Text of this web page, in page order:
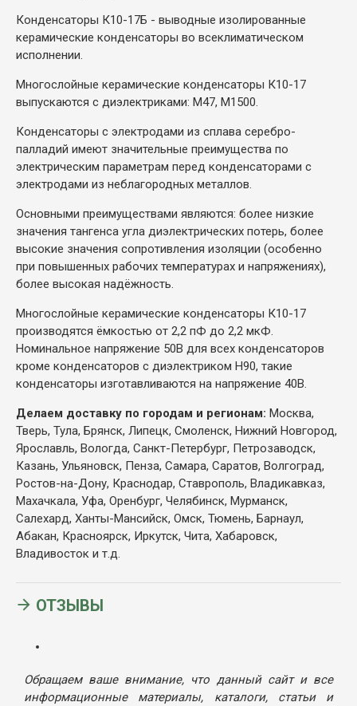
Конденсаторы К10-17Б - выводные изолированные
керамические конденсаторы во всеклиматическом
исполнении.
Многослойные керамические конденсаторы К10-17
выпускаются с диэлектриками: М47, М1500.
Конденсаторы с электродами из сплава серебро-
палладий имеют значительные преимущества по
электрическим параметрам перед конденсаторами с
электродами из неблагородных металлов.
Основными преимуществами являются: более низкие
значения тангенса угла диэлектрических потерь, более
высокие значения сопротивления изоляции (особенно
при повышенных рабочих температурах и напряжениях),
более высокая надёжность.
Многослойные керамические конденсаторы К10-17
производятся ёмкостью от 2,2 пФ до 2,2 мкФ.
Номинальное напряжение 50В для всех конденсаторов
кроме конденсаторов с диэлектриком Н90, такие
конденсаторы изготавливаются на напряжение 40В.
Делаем доставку по городам и регионам: Москва,
Тверь, Тула, Брянск, Липецк, Смоленск, Нижний Новгород,
Ярославль, Вологда, Санкт-Петербург, Петрозаводск,
Казань, Ульяновск, Пенза, Самара, Саратов, Волгоград,
Ростов-на-Дону, Краснодар, Ставрополь, Владикавказ,
Махачкала, Уфа, Оренбург, Челябинск, Мурманск,
Салехард, Ханты-Мансийск, Омск, Тюмень, Барнаул,
Абакан, Красноярск, Иркутск, Чита, Хабаровск,
Владивосток и т.д.
ОТЗЫВЫ
Обращаем ваше внимание, что данный сайт и все
информационные материалы, каталоги, статьи и